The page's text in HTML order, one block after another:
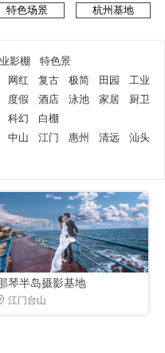
特色场景 杭州基地
影棚 特色景
网红 复古 极简 田园
工业
度假 酒店 泳池 家居
厨卫
科幻 白棚
中山 江门 惠州 清远
汕头
琴半岛摄影基地
江门台山